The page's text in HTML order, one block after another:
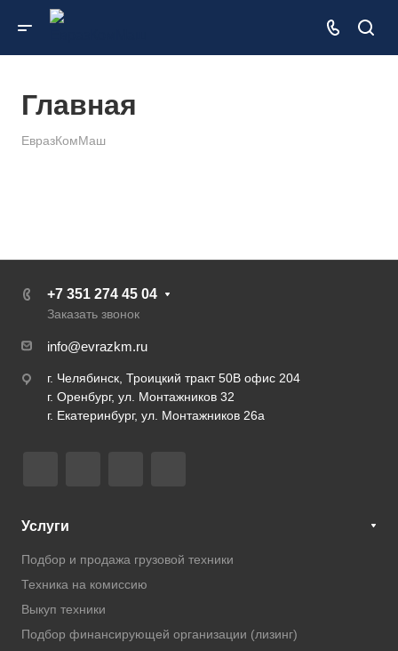
Главная
ЕвразКомМаш
+7 351 274 45 04
Заказать звонок
info@evrazkm.ru
г. Челябинск, Троицкий тракт 50В офис 204
г. Оренбург, ул. Монтажников 32
г. Екатеринбург, ул. Монтажников 26а
Услуги
Подбор и продажа грузовой техники
Техника на комиссию
Выкуп техники
Подбор финансирующей организации (лизинг)